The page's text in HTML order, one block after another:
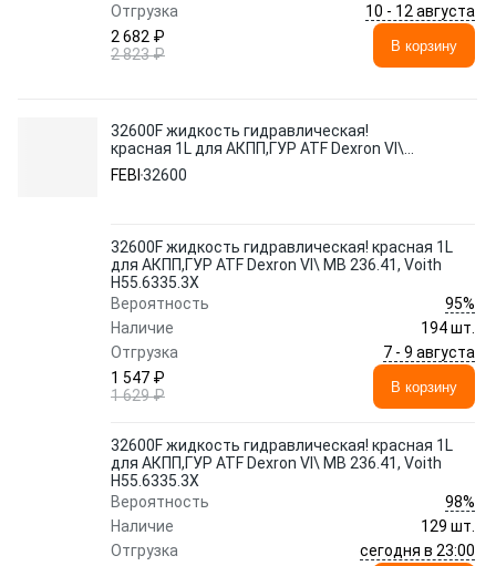
Отгрузка
10 - 12 августа
2 682 ₽
2 823 ₽
В корзину
32600F жидкость гидравлическая!
красная 1L для АКПП,ГУР ATF Dexron VI\
MB 236.41, Voith H55.6335.3X
FEBI 32600
32600F жидкость гидравлическая! красная 1L
для АКПП,ГУР ATF Dexron VI\ MB 236.41, Voith
H55.6335.3X
Вероятность
95%
Наличие
194 шт.
Отгрузка
7 - 9 августа
1 547 ₽
1 629 ₽
В корзину
32600F жидкость гидравлическая! красная 1L
для АКПП,ГУР ATF Dexron VI\ MB 236.41, Voith
H55.6335.3X
Вероятность
98%
Наличие
129 шт.
Отгрузка
сегодня в 23:00